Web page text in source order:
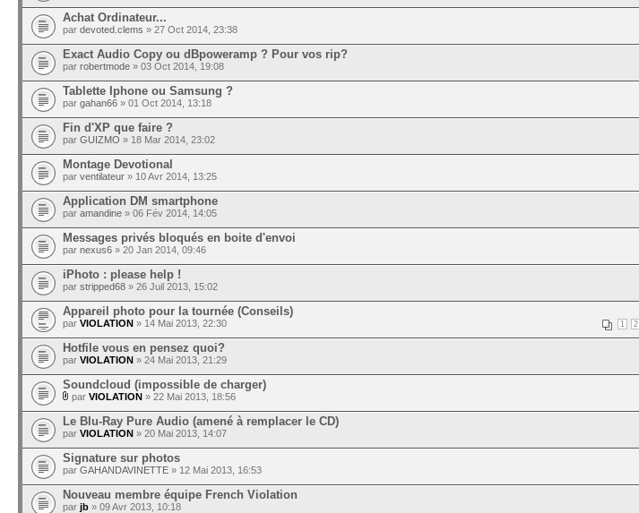
Achat Ordinateur...
par devoted.clems » 27 Oct 2014, 23:38
Exact Audio Copy ou dBpoweramp ? Pour vos rip?
par robertmode » 03 Oct 2014, 19:08
Tablette Iphone ou Samsung ?
par gahan66 » 01 Oct 2014, 13:18
Fin d'XP que faire ?
par GUIZMO » 18 Mar 2014, 23:02
Montage Devotional
par ventilateur » 10 Avr 2014, 13:25
Application DM smartphone
par amandine » 06 Fév 2014, 14:05
Messages privés bloqués en boite d'envoi
par nexus6 » 20 Jan 2014, 09:46
iPhoto : please help !
par stripped68 » 26 Juil 2013, 15:02
Appareil photo pour la tournée (Conseils)
1 2
par VIOLATION » 14 Mai 2013, 22:30
Hotfile vous en pensez quoi?
par VIOLATION » 24 Mai 2013, 21:29
Soundcloud (impossible de charger)
par VIOLATION » 22 Mai 2013, 18:56
Le Blu-Ray Pure Audio (amené à remplacer le CD)
par VIOLATION » 20 Mai 2013, 14:07
Signature sur photos
par GAHANDAVINETTE » 12 Mai 2013, 16:53
Nouveau membre équipe French Violation
par jb » 09 Avr 2013, 10:18